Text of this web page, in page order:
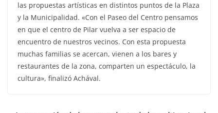
las propuestas artísticas en distintos puntos de la Plaza
y la Municipalidad. «Con el Paseo del Centro pensamos
en que el centro de Pilar vuelva a ser espacio de
encuentro de nuestros vecinos. Con esta propuesta
muchas familias se acercan, vienen a los bares y
restaurantes de la zona, comparten un espectáculo, la
cultura», finalizó Achával.